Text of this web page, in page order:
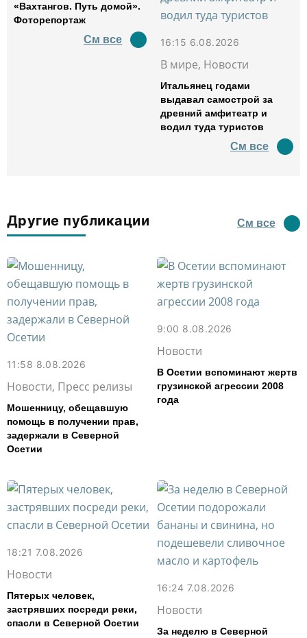
«Вахтангов. Путь домой».
Фоторепортаж
См все 16:15 6.08.2026
В мире, Новости
Итальянец годами
выдавал самострой за
древний амфитеатр и
водил туда туристов
См все
Другие публикации См все
11:58 8.08.2026
Новости, Пресс релизы
Мошенницу, обещавшую
помощь в получении прав,
задержали в Северной
Осетии
9:00 8.08.2026
Новости
В Осетии вспоминают жертв
грузинской агрессии 2008
года
18:21 7.08.2026
Новости
Пятерых человек,
застрявших посреди реки,
спасли в Северной Осетии
16:24 7.08.2026
Новости
За неделю в Северной